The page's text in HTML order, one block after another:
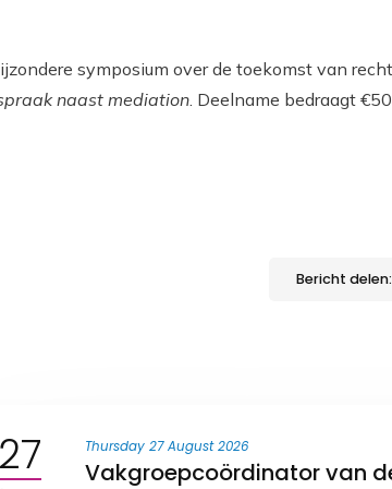
symposium over de toekomst van
naast mediation. Deelname bedraagt
Bericht delen:
27 Thursday 27 August 2026
Vakgroepcoördinator van